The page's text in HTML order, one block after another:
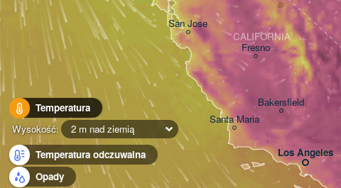
Temperatura
Wysokość:
2 m nad ziemią
Temperatura odczuwalna
Opady
Los Angeles
San Jose
Fresno
Santa Maria
Bakersfield
CALIFORNIA